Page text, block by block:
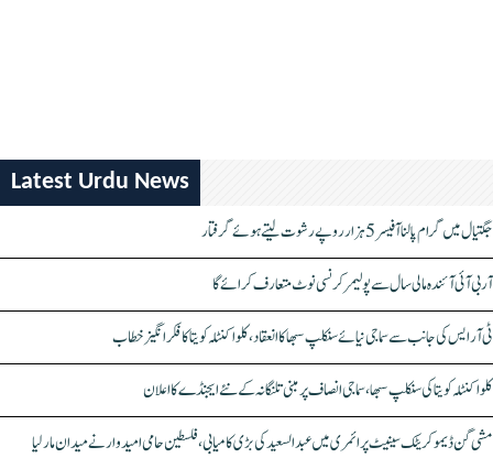
Latest Urdu News
جگتیال میں گرام پالنا آفیسر 5 ہزار روپے رشوت لیتے ہوئے گرفتار
آر بی آئی آئندہ مالی سال سے پولیمر کرنسی نوٹ متعارف کرائے گا
ٹی آر ایس کی جانب سے سماجی نیائے سنکلپ سبھا کا انعقاد، کلواکنٹلہ کویتا کا فکر انگیز خطاب
کلواکنٹلہ کویتا کی سنکلپ سبھا، سماجی انصاف پر مبنی تلنگانہ کے نئے ایجنڈے کا اعلان
مشی گن ڈیموکریٹک سینیٹ پرائمری میں عبدالسعید کی بڑی کامیابی، فلسطین حامی امیدوار نے میدان مار لیا